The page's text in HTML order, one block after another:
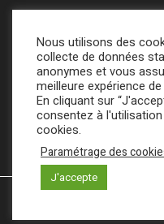
Nous utilisons des
collecte de données
anonymes et vous
meilleure expérience
En cliquant sur
consentez à
cookies.
Paramétrage des
J'accepte